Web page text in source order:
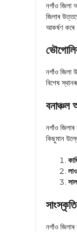
নগাঁও জিলা
জিলাৰ
আকৰ্ষণ
নগাঁও জিলা
বিশেষ
বনাঞ্চল
নগাঁও
কিছুমান
নগাঁও